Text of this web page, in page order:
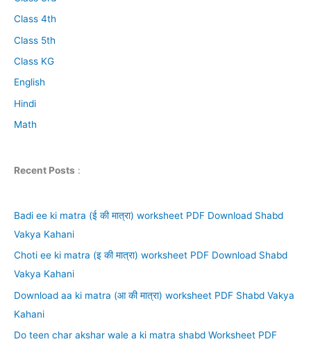
Class 4th
Class 5th
Class KG
English
Hindi
Math
Recent Posts :
Badi ee ki matra (ई की मात्रा) worksheet PDF Download Shabd
Vakya Kahani
Choti ee ki matra (इ की मात्रा) worksheet PDF Download Shabd
Vakya Kahani
Download aa ki matra (आ की मात्रा) worksheet PDF Shabd Vakya
Kahani
Do teen char akshar wale a ki matra shabd Worksheet PDF